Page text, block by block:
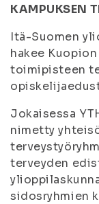
KAMPUKSEN
Itä-Suomen
hakee
toimipisteen
Jokaisessa
nimetty
terveyden
sidosryhmien